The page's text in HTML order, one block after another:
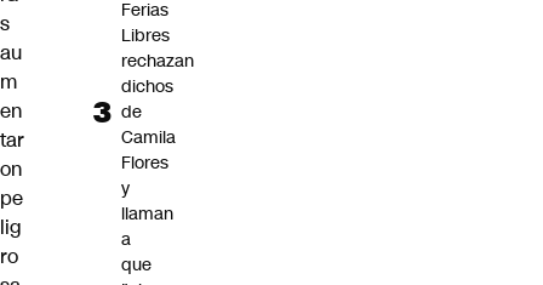
s
au
m
en
tar
on
pe
lig
ro
Ferias
Libres
rechazan
dichos
de
Camila
Flores
y
llaman
a
que